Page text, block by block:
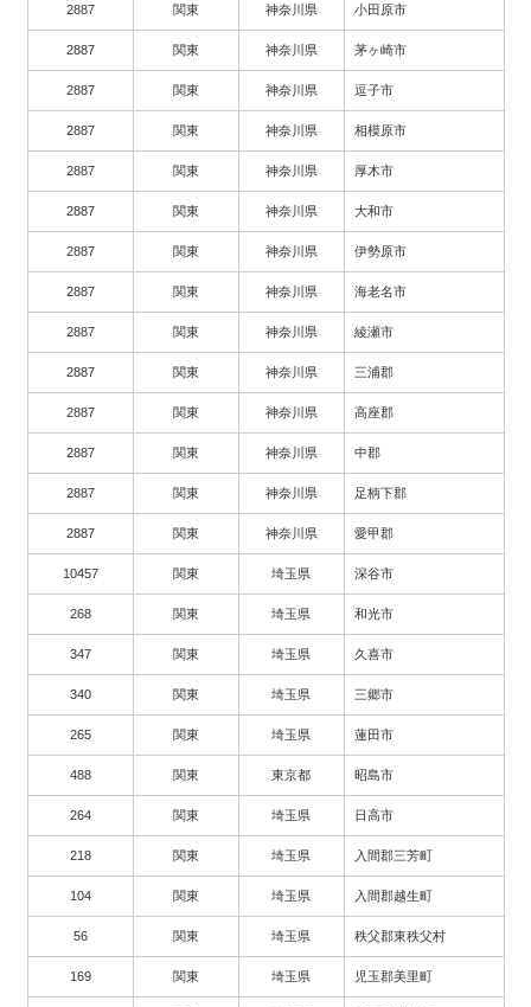
2887 関東 神奈川県 小田原市
2887 関東 神奈川県 茅ヶ崎市
2887 関東 神奈川県 逗子市
2887 関東 神奈川県 相模原市
2887 関東 神奈川県 厚木市
2887 関東 神奈川県 大和市
2887 関東 神奈川県 伊勢原市
2887 関東 神奈川県 海老名市
2887 関東 神奈川県 綾瀬市
2887 関東 神奈川県 三浦郡
2887 関東 神奈川県 高座郡
2887 関東 神奈川県 中郡
2887 関東 神奈川県 足柄下郡
2887 関東 神奈川県 愛甲郡
10457 関東 埼玉県 深谷市
268 関東 埼玉県 和光市
347 関東 埼玉県 久喜市
340 関東 埼玉県 三郷市
265 関東 埼玉県 蓮田市
488 関東 東京都 昭島市
264 関東 埼玉県 日高市
218 関東 埼玉県 入間郡三芳町
104 関東 埼玉県 入間郡越生町
56 関東 埼玉県 秩父郡東秩父村
169 関東 埼玉県 児玉郡美里町